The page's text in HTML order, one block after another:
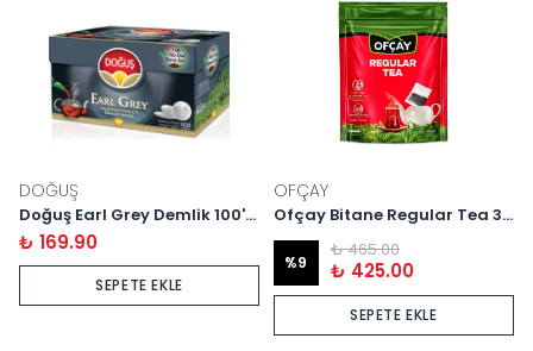
DOĞUŞ
Doğuş Earl Grey Demlik 100'lü
₺ 169.90
SEPETE EKLE
OFÇAY
Ofçay Bitane Regular Tea 30 Adet *30 Gram
%9
₺ 465.00
₺ 425.00
SEPETE EKLE